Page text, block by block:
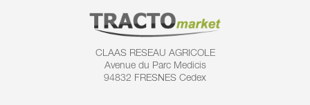
CLAAS RESEAU AGRICOLE
Avenue du Parc Medicis
94832 FRESNES Cedex